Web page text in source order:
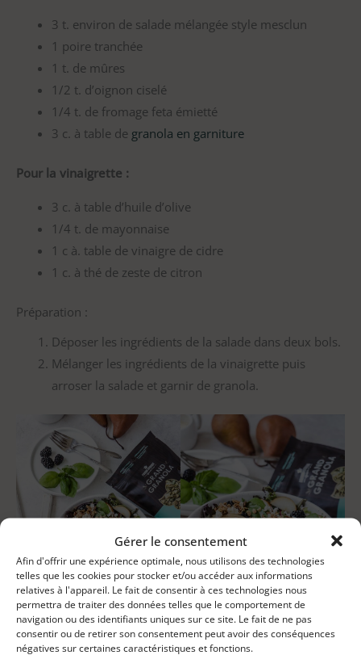
Gérer le consentement
Afin d'offrir une expérience optimale, nous utilisons des technologies
telles que les cookies pour stocker et/ou accéder aux informations
relatives à l'appareil. Le fait de consentir à ces technologies nous
permettra de traiter des données telles que le comportement de
navigation ou des identifiants uniques sur ce site. Le fait de ne pas
consentir ou de retirer son consentement peut avoir des conséquences
négatives sur certaines caractéristiques et fonctions.
3 t. environ de salade mélangée style mesclun
1 poire tranchée
1 t. de mûres
1/2 t. d’oignon ciselé
1/4 t. de fromage feta émietté
3 c. à table de granola en garniture
Pour la vinaigrette :
3 c. à table d’huile d’olive
1/4 t. de mayonnaise
1 c à. table de vinaigre de cidre
1 c. à thé de zeste de citron
Préparation :
Déposer les ingrédients de la salade dans deux bols.
Mélanger les ingrédients de la vinaigrette puis
arroser la salade et garnir de granola.